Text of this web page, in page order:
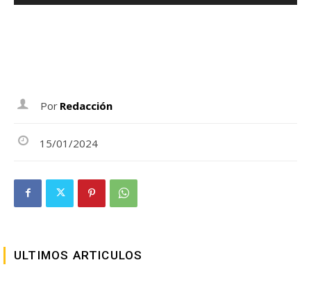
Por Redacción
15/01/2024
ULTIMOS ARTICULOS